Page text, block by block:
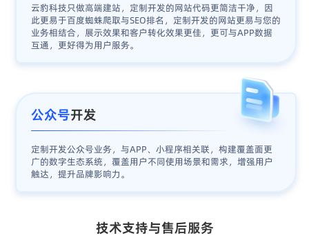
云豹科技只做高端建站，定制开发的网站代码更简洁干净，因
此更易于百度蜘蛛爬取与SEO排名，定制开发的网站更易与您的
业务相结合，展示效果和客户转化效果更佳，更可与APP数据
互通，更好得为用户服务。
公众号开发
定制开发公众号业务，与APP、小程序相关联，构建覆盖面更
广的数字生态系统，覆盖用户不同使用场景和需求，增强用户
触达，提升品牌影响力。
技术支持与售后服务